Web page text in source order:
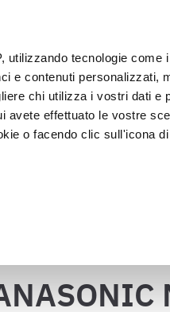
utilizzando tecnologie come
e contenuti personalizzati,
chi utilizza i vostri dati e
avete effettuato le vostre
o facendo clic sull'icona
specifiche (impronte
Vacumeren en
verpakken